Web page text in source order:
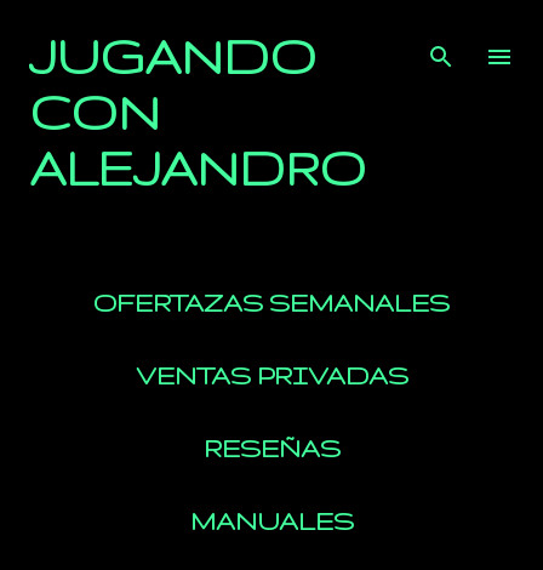
JUGANDO
CON
ALEJANDRO
OFERTAZAS SEMANALES
VENTAS PRIVADAS
RESEÑAS
MANUALES